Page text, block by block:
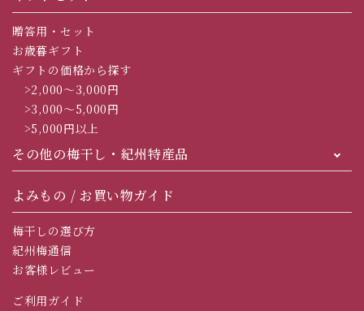
贈答用・セット
お歳暮ギフト
ギフトの価格から探す
>2,000～3,000円
>3,000～5,000円
>5,000円以上
その他の梅干し・紀州特産品
よみもの / お買い物ガイド
梅干しの選び方
紀州梅通信
お客様レビュー
ご利用ガイド